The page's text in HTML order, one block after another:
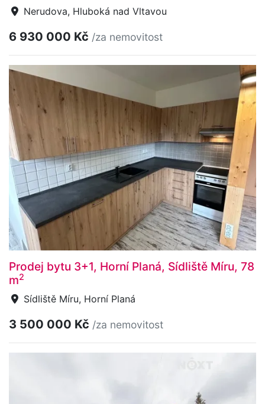
Nerudova, Hluboká nad Vltavou
6 930 000 Kč /za nemovitost
Prodej bytu 3+1, Horní Planá, Sídliště Míru, 78
m2
Sídliště Míru, Horní Planá
3 500 000 Kč /za nemovitost